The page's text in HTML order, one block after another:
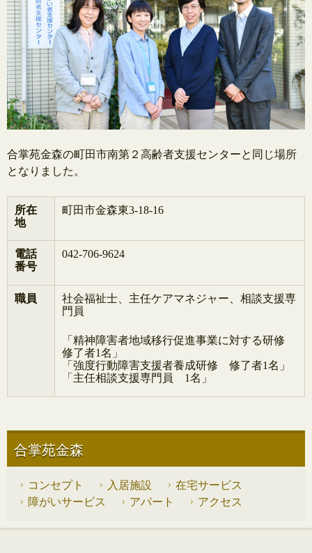
合掌苑金森の町田市南第２高齢者支援センターと同じ場所
となりました。
所在
地
町田市金森東3-18-16
電話
番号
042-706-9624
職員
社会福祉士、主任ケアマネジャー、相談支援専
門員
「精神障害者地域移行促進事業に対する研修
修了者1名」
「強度行動障害支援者養成研修 修了者1名」
「主任相談支援専門員 1名」
合掌苑金森
コンセプト 入居施設
在宅サービス
障がいサービス
アパート アクセス